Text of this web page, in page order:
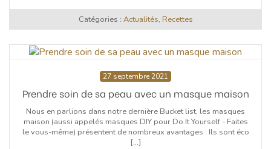
Catégories : Actualités, Recettes
27 septembre 2021
Prendre soin de sa peau avec un masque maison
Nous en parlions dans notre dernière Bucket list, les masques
maison (aussi appelés masques DIY pour Do It Yourself - Faites
le vous-même) présentent de nombreux avantages : Ils sont éco
[...]